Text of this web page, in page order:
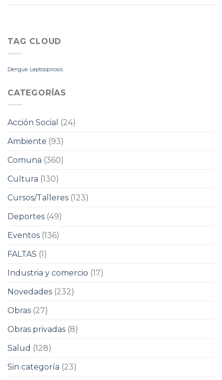
TAG CLOUD
Dengue Leptospirosis
CATEGORÍAS
Acción Social
(24)
Ambiente (93)
Comuna (360)
Cultura (130)
Cursos/Talleres (123)
Deportes (49)
Eventos (136)
FALTAS (1)
Industria y comercio (17)
Novedades (232)
Obras (27)
Obras privadas (8)
Salud (128)
Sin categoría (23)